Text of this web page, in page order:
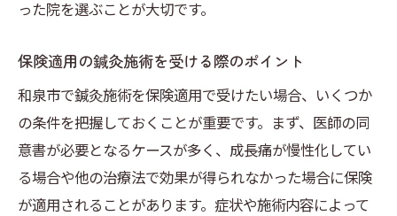
った院を選ぶことが大切です。
保険適用の鍼灸施術を受ける際のポイント
和泉市で鍼灸施術を保険適用で受けたい場合、いくつか
の条件を把握しておくことが重要です。まず、医師の同
意書が必要となるケースが多く、成長痛が慢性化してい
る場合や他の治療法で効果が得られなかった場合に保険
が適用されることがあります。症状や施術内容によって